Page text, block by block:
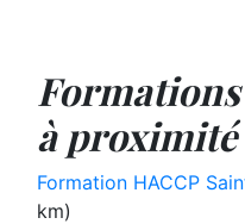
à proximité
Formation HACCP
km)